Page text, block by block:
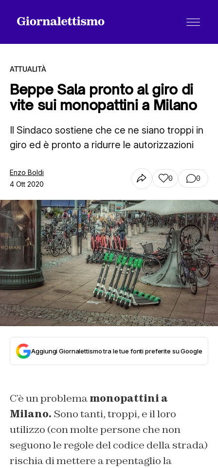
Tutti gli articoli
Chi siamo
Contatti
ATTUALITÀ
Beppe Sala pronto al giro di
vite sui monopattini a Milano
Il Sindaco sostiene che ce ne siano troppi in
giro ed è pronto a ridurre le autorizzazioni
Enzo Boldi
4 Ott 2020
0 0
Aggiungi Giornalettismo tra le tue fonti preferite su Google
C’è un problemamonopattini a
Milano. Sono tanti, troppi, e il loro
utilizzo (con molte persone che non
seguono le regole del codice della strada)
rischia di mettere a repentaglio la